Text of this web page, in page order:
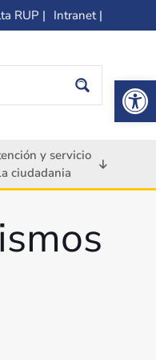
RUP | Intranet |
y servicio
ciudadania